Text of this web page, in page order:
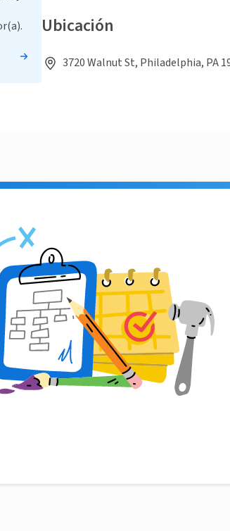
Ubicación
3720 Walnut St, Philadelphia, PA